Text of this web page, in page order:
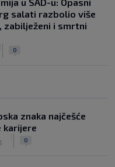
salati razbolio više
zabilježeni i smrtni
0
znaka najčešće
karijere
0